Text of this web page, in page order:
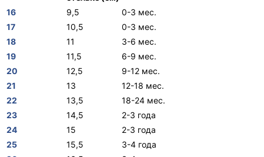
16 9,5
0-3 мес.
17
10,5
0-3 мес.
18
11
3-6 мес.
19
11,5
6-9 мес.
20
12,5
9-12 мес.
21
13
12-18 мес.
22
13,5
18-24 мес.
23
14,5
2-3 года
24
15
2-3 года
25
15,5
3-4 года